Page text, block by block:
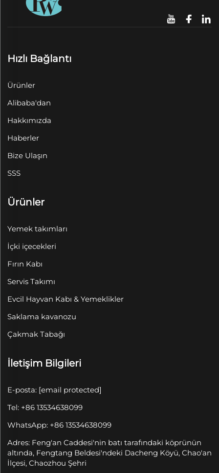
Hızlı Bağlantı
Ürünler
Alibaba'dan
Hakkımızda
Haberler
Bize Ulaşın
SSS
Ürünler
Yemek takımları
İçki içecekleri
Fırın Kabı
Servis Takımı
Evcil Hayvan Kabı & Yemeklikler
Saklama kavanozu
Çakmak Tabağı
İletişim Bilgileri
E-posta: [email protected]
Tel: +86 13534638099
WhatsApp: +86 13534638099
Adres: Feng'an Caddesi'nin batı tarafındaki köprünün
altında, Fengtang Beldesi'ndeki Dacheng Köyü, Chao'an
İlçesi, Chaozhou Şehri